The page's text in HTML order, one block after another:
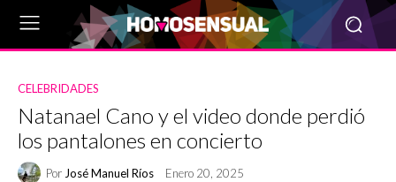
CELEBRIDADES
Natanael Cano y el video donde perdió
los pantalones en concierto
Por José Manuel Ríos Enero 20, 2025